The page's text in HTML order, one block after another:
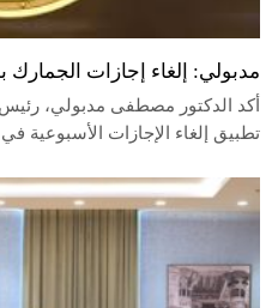
مدبولي: إلغاء إجازات الجمارك بداية
أكد الدكتور مصطفى مدبولي،
تطبيق إلغاء الإجازات الأسبوعية